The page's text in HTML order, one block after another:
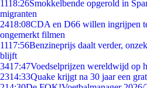
1118:26Smokkelbende opgerold in
migranten
2418:08CDA en D66 willen ingrijpen
ongemerkt filmen
1117:56Benzineprijs daalt verder,
blijft
3417:47Voedselprijzen wereldwijd op
2314:33Quake krijgt na 30 jaar een